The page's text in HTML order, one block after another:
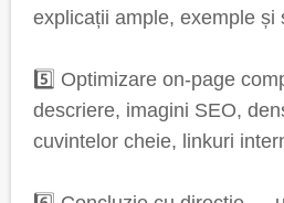
explicații ample, exemple și
5️⃣ Optimizare on-page
descriere, imagini SEO,
cuvintelor cheie, linkuri